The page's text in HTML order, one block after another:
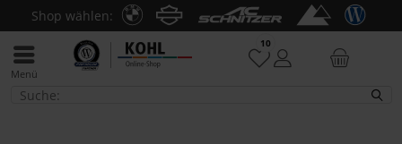
Shop wählen:
10
Menü
R 1200 R LC